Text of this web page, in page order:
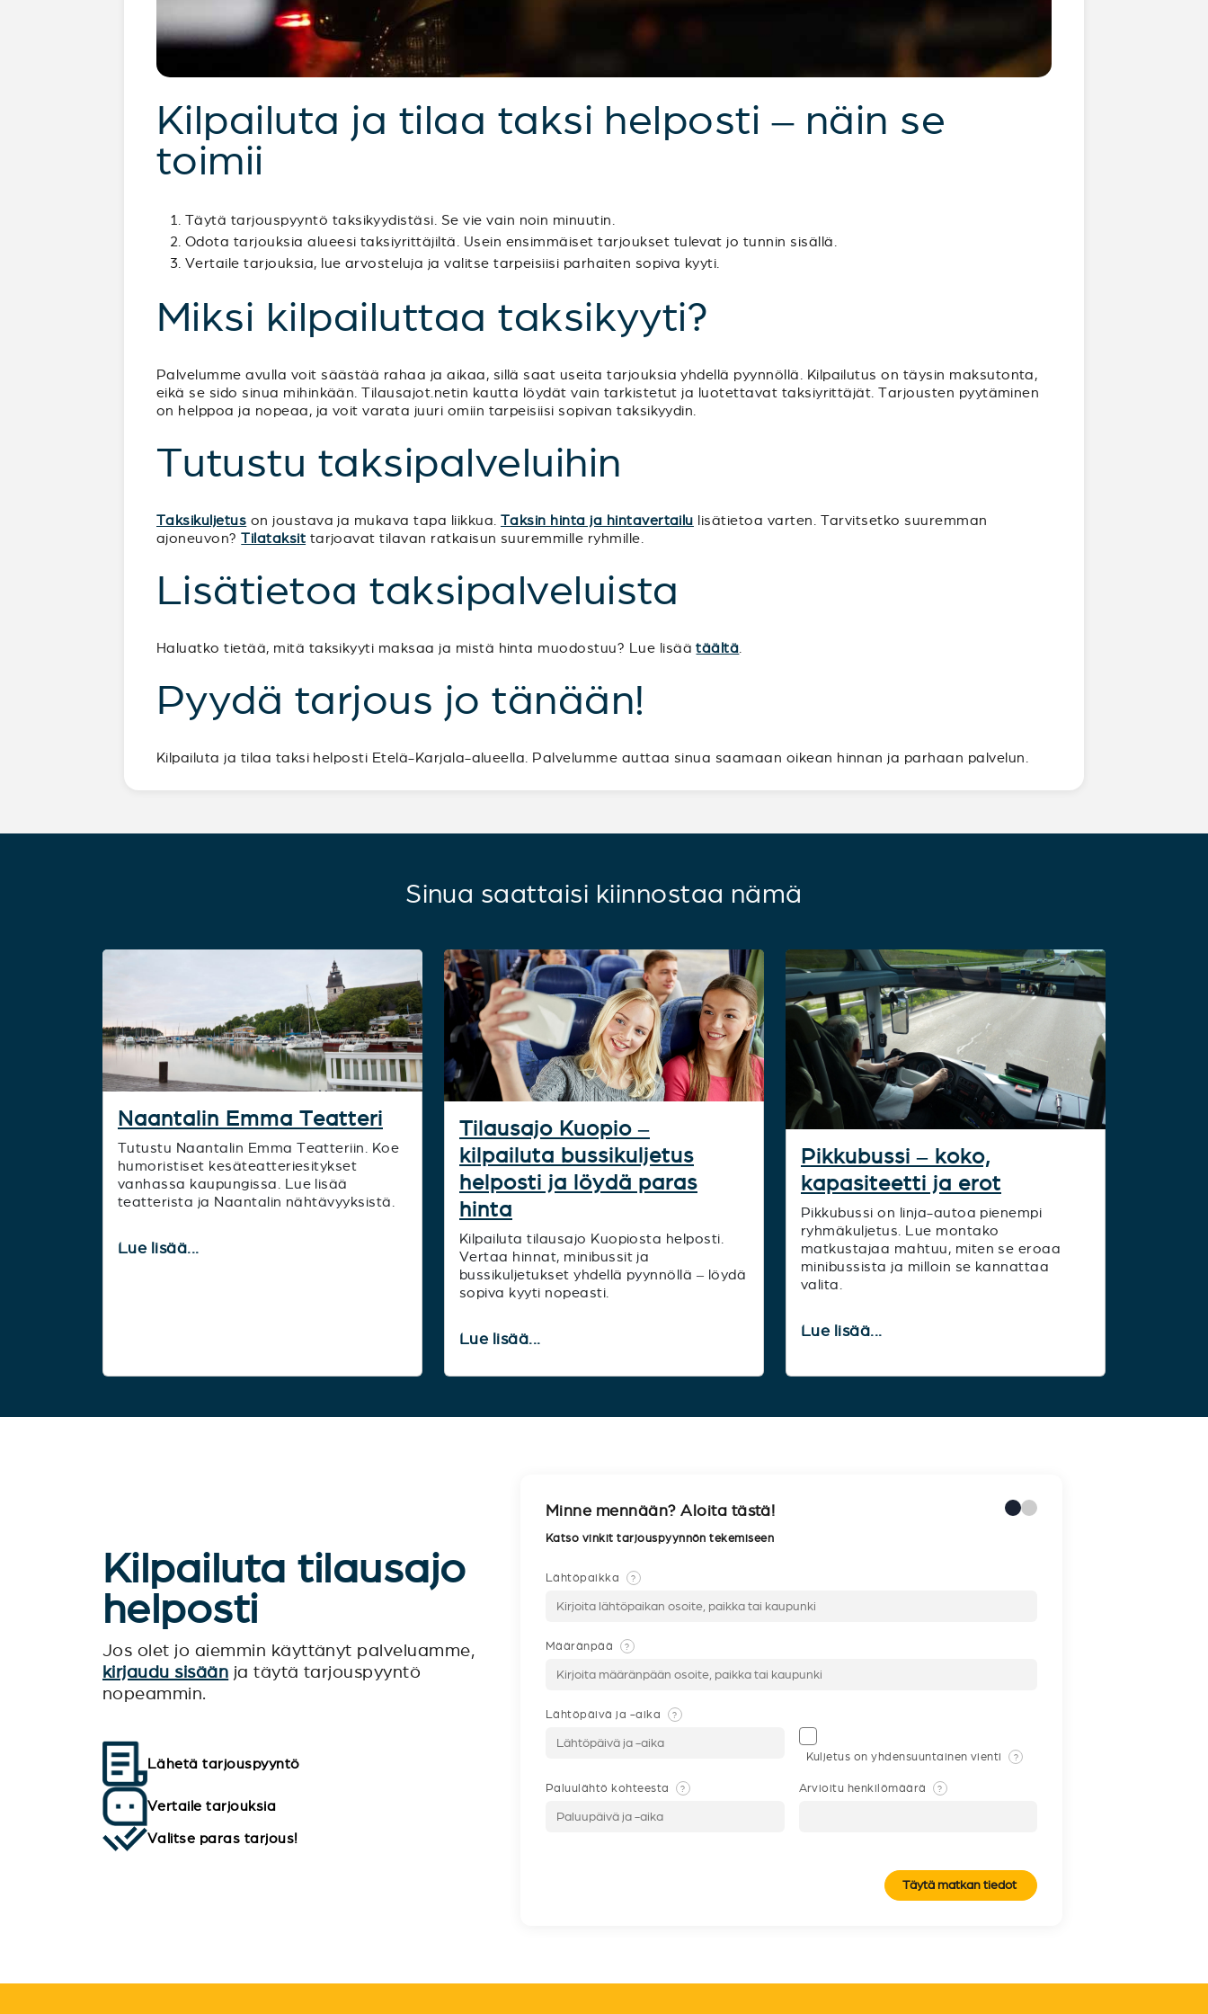
Kilpailuta ja tilaa taksi helposti – näin se
toimii
Täytä tarjouspyyntö taksikyydistäsi. Se vie vain noin minuutin.
Odota tarjouksia alueesi taksiyrittäjiltä. Usein ensimmäiset tarjoukset tulevat jo tunnin sisällä.
Vertaile tarjouksia, lue arvosteluja ja valitse tarpeisiisi parhaiten sopiva kyyti.
Miksi kilpailuttaa taksikyyti?
Palvelumme avulla voit säästää rahaa ja aikaa, sillä saat useita tarjouksia yhdellä pyynnöllä. Kilpailutus on täysin maksutonta,
eikä se sido sinua mihinkään. Tilausajot.netin kautta löydät vain tarkistetut ja luotettavat taksiyrittäjät. Tarjousten pyytäminen
on helppoa ja nopeaa, ja voit varata juuri omiin tarpeisiisi sopivan taksikyydin.
Tutustu taksipalveluihin
Taksikuljetus on joustava ja mukava tapa liikkua.Taksin hinta ja hintavertailu lisätietoa varten. Tarvitsetko suuremman
ajoneuvon?Tilataksit tarjoavat tilavan ratkaisun suuremmille ryhmille.
Lisätietoa taksipalveluista
Haluatko tietää, mitä taksikyyti maksaa ja mistä hinta muodostuu? Lue lisäätäältä
Pyydä tarjous jo tänään!
Kilpailuta ja tilaa taksi helposti Etelä-Karjala-alueella. Palvelumme auttaa sinua saamaan oikean hinnan ja parhaan palvelun.
Sinua saattaisi kiinnostaa nämä
Naantalin Emma Teatteri
Tutustu Naantalin Emma Teatteriin. Koe
humoristiset kesäteatteriesitykset
vanhassa kaupungissa. Lue lisää
teatterista ja Naantalin nähtävyyksistä.
Lue lisää...
Tilausajo Kuopio –
kilpailuta bussikuljetus
helposti ja löydä paras
hinta
Kilpailuta tilausajo Kuopiosta helposti.
Vertaa hinnat, minibussit ja
bussikuljetukset yhdellä pyynnöllä – löydä
sopiva kyyti nopeasti.
Lue lisää...
Pikkubussi – koko,
kapasiteetti ja erot
Pikkubussi on linja-autoa pienempi
ryhmäkuljetus. Lue montako
matkustajaa mahtuu, miten se eroaa
minibussista ja milloin se kannattaa
valita.
Lue lisää...
Kilpailuta tilausajo
helposti
Jos olet jo aiemmin käyttänyt palveluamme,
kirjaudu sisään ja täytä tarjouspyyntö
nopeammin.
Lähetä tarjouspyyntö
Vertaile tarjouksia
Valitse paras tarjous!
Minne mennään? Aloita tästä!
Katso vinkit tarjouspyynnön tekemiseen
Lähtöpaikka ?
Määränpää ?
Lähtöpäivä ja -aika ?
Kuljetus on yhdensuuntainen vienti ?
Paluulähtö kohteesta ? Arvioitu henkilömäärä ?
Täytä matkan tiedot